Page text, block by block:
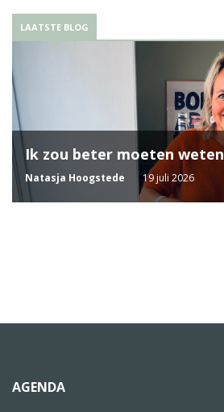
LAATSTE BLOG
Ik zou beter moeten weten
Natasja Hoogstede 19 juli 2026
AGENDA